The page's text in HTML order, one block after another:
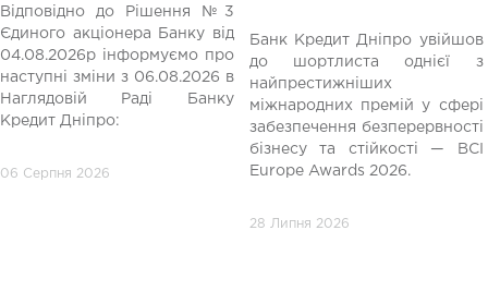
Відповідно до Рішення №3
Єдиного акціонера Банку від
04.08.2026р інформуємо про
наступні зміни з 06.08.2026 в
Наглядовій Раді Банку
Кредит Дніпро:
06 Серпня 2026
Банк Кредит Дніпро увійшов
до шортлиста однієї з
найпрестижніших
міжнародних премій у сфері
забезпечення безперервності
бізнесу та стійкості — BCI
Europe Awards 2026.
28 Липня 2026